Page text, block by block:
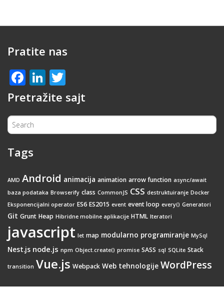
Pratite nas
Facebook
LinkedIn
Pretražite sajt
Tags
AMD Android animacija animation arrow function async/await
baza podataka Browserify class CommonJS CSS destruktuiranje Docker
Eksponencijalni operator ES6 ES2015 event event loop every() Generatori
Git Grunt Heap Hibridne mobilne aplikacije HTML Iteratori
javascript let map modularno programiranje MySql
Nest.js node.js npm Object.create() promise SASS sql SQLite Stack
transition Vue.js Webpack Web tehnologije WordPress